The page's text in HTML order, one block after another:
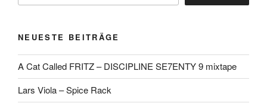
NEUESTE BEITRÄGE
A Cat Called FRITZ – DISCIPLINE SE7ENTY 9 mixtape
Lars Viola – Spice Rack